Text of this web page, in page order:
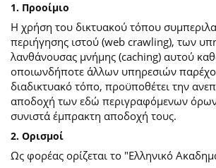
1. Προοίμιο
Η χρήση του δικτυακού τόπου
περιήγησης ιστού (web crawling), των
λανθάνουσας μνήμης (caching) αυτού
οποιωνδήποτε άλλων υπηρεσιών
διαδικτυακό τόπο, προϋποθέτει την
αποδοχή των εδώ περιγραφόμενων
συνιστά έμπρακτη αποδοχή τους.
2. Ορισμοί
Ως φορέας ορίζεται το "Ελληνικό